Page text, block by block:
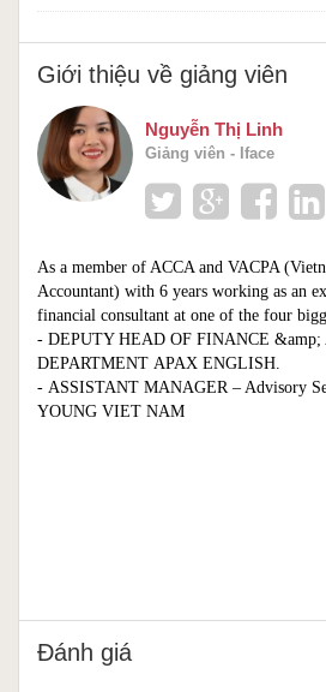
Giới thiệu về giảng viên
Nguyễn Thị Linh
Giảng viên - Iface
As a member of ACCA and VACPA
Accountant) with 6 years working as an
financial consultant at one of the four
- DEPUTY HEAD OF FINANCE &amp;
DEPARTMENT APAX ENGLISH.
- ASSISTANT MANAGER – Advisory
YOUNG VIET NAM
Đánh giá